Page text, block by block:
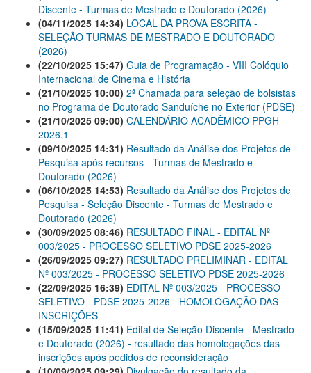
Discente - Turmas de Mestrado e Doutorado (2026)
(04/11/2025 14:34) LOCAL DA PROVA ESCRITA -
SELEÇÃO TURMAS DE MESTRADO E DOUTORADO
(2026)
(22/10/2025 15:47) Guia de Programação - VIII Colóquio
Internacional de Cinema e História
(21/10/2025 10:00) 2ª Chamada para seleção de bolsistas
no Programa de Doutorado Sanduíche no Exterior (PDSE)
(21/10/2025 09:00) CALENDÁRIO ACADÊMICO PPGH -
2026.1
(09/10/2025 14:31) Resultado da Análise dos Projetos de
Pesquisa após recursos - Turmas de Mestrado e
Doutorado (2026)
(06/10/2025 14:53) Resultado da Análise dos Projetos de
Pesquisa - Seleção Discente - Turmas de Mestrado e
Doutorado (2026)
(30/09/2025 08:46) RESULTADO FINAL - EDITAL Nº
003/2025 - PROCESSO SELETIVO PDSE 2025-2026
(26/09/2025 09:27) RESULTADO PRELIMINAR - EDITAL
Nº 003/2025 - PROCESSO SELETIVO PDSE 2025-2026
(22/09/2025 16:39) EDITAL Nº 003/2025 - PROCESSO
SELETIVO - PDSE 2025-2026 - HOMOLOGAÇÃO DAS
INSCRIÇÕES
(15/09/2025 11:41) Edital de Seleção Discente - Mestrado
e Doutorado (2026) - resultado das homologações das
inscrições após pedidos de reconsideração